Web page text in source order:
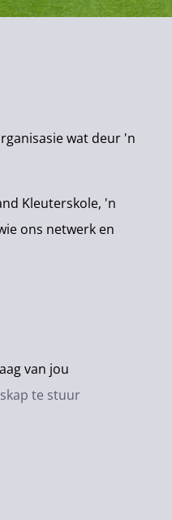
wat deur 'n
Kleuterskole, 'n
ons netwerk en
van jou
te stuur